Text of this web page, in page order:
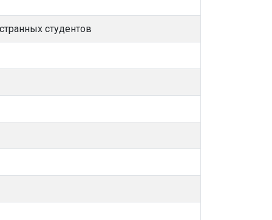
студентов